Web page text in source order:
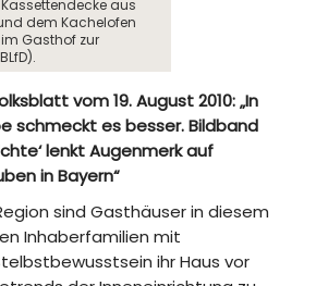
aus
dem Kachelofen
Gasthof zur
vom 19. August 2010: „In
schmeckt es besser. Bildband
lenkt Augenmerk auf
in Bayern“
sind Gasthäuser in diesem
Inhaberfamilien mit
ihr Haus vor